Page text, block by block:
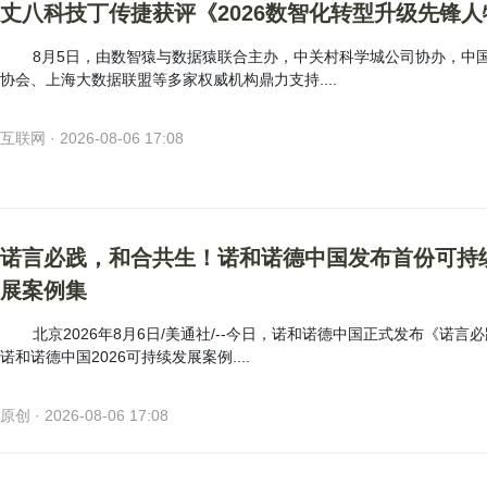
丈八科技丁传捷获评《2026数智化转型升级先锋
8月5日，由数智猿与数据猿联合主办，中关村科学城公司协办，中
协会、上海大数据联盟等多家权威机构鼎力支持....
互联网 · 2026-08-06 17:08
诺言必践，和合共生！诺和诺德中国发布首份可持
展案例集
北京2026年8月6日/美通社/--今日，诺和诺德中国正式发布《诺言
诺和诺德中国2026可持续发展案例....
原创 · 2026-08-06 17:08